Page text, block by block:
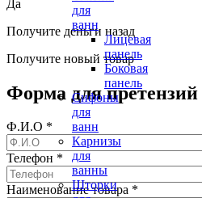
для
ванн
Лицевая
панель
Боковая
панель
Сифоны
для
ванн
Карнизы
для
ванны
Шторки
Да
Получите деньги назад
Получите новый товар
Форма для претензий
Ф.И.О *
Телефон *
Наименование товара *